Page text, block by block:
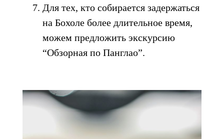
Для тех, кто собирается задержаться
на Бохоле более длительное время,
можем предложить экскурсию
“Обзорная по Панглао”.